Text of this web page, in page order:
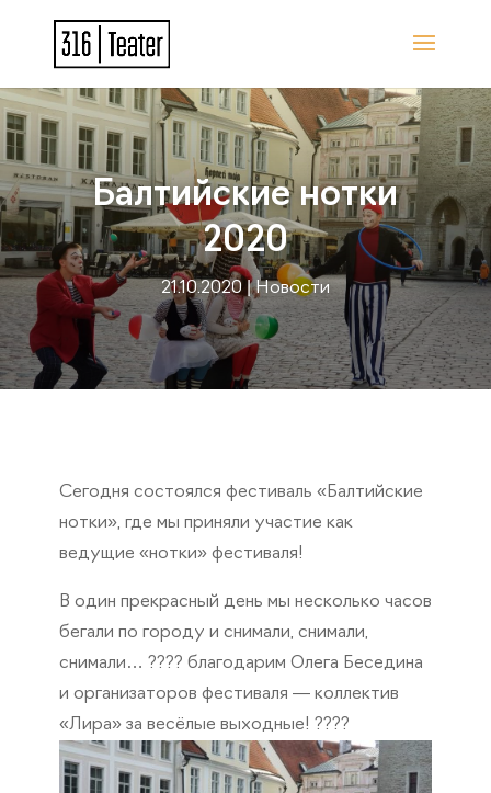
Балтийские нотки
2020
21.10.2020 |Новости
Сегодня состоялся фестиваль «Балтийские
нотки», где мы приняли участие как
ведущие «нотки» фестиваля!
В один прекрасный день мы несколько часов
бегали по городу и снимали, снимали,
снимали… ???? благодарим Олега Беседина
и организаторов фестиваля — коллектив
«Лира» за весёлые выходные! ????